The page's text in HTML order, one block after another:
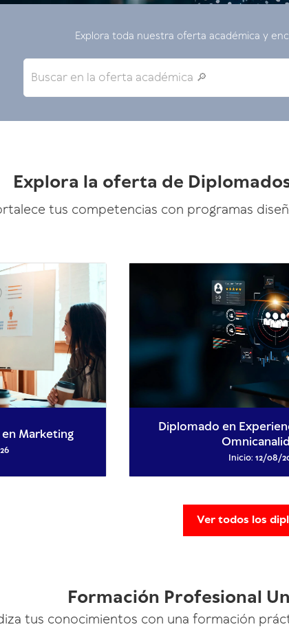
Explora toda nuestra oferta académica y
Explora la oferta de
tus competencias con programas
Marketing
Diplomado en
Inicio: 12/08/
Ver todos los
Formación Profesional
tus conocimientos con una formación